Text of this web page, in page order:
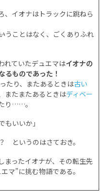
イオナはトラックに跳ねら
うことはなく、ごくありふれ
れていたデュエマはイオナの
るものであった！
たり、またあるときは古い
またまたあるときはディベー
り……。
もいいか」
というのはさておき。
ったイオナが、その転生先
マ”に挑む物語である。